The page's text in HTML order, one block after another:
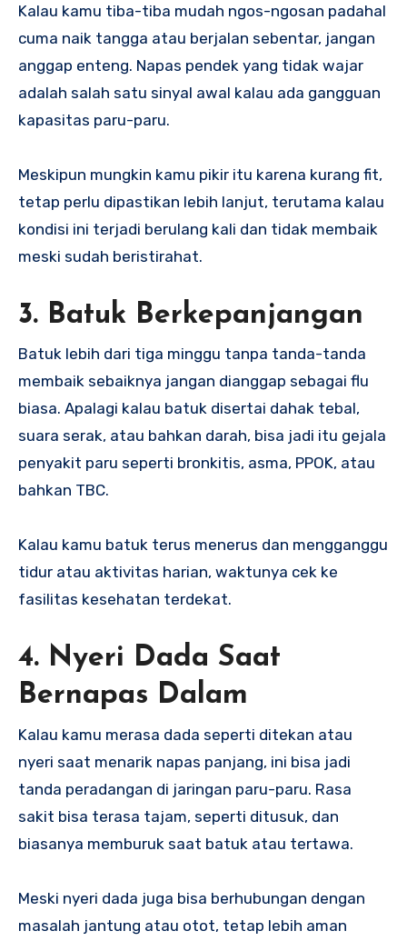
Kalau kamu tiba-tiba mudah ngos-ngosan padahal
cuma naik tangga atau berjalan sebentar, jangan
anggap enteng. Napas pendek yang tidak wajar
adalah salah satu sinyal awal kalau ada gangguan
kapasitas paru-paru.
Meskipun mungkin kamu pikir itu karena kurang fit,
tetap perlu dipastikan lebih lanjut, terutama kalau
kondisi ini terjadi berulang kali dan tidak membaik
meski sudah beristirahat.
3. Batuk Berkepanjangan
Batuk lebih dari tiga minggu tanpa tanda-tanda
membaik sebaiknya jangan dianggap sebagai flu
biasa. Apalagi kalau batuk disertai dahak tebal,
suara serak, atau bahkan darah, bisa jadi itu gejala
penyakit paru seperti bronkitis, asma, PPOK, atau
bahkan TBC.
Kalau kamu batuk terus menerus dan mengganggu
tidur atau aktivitas harian, waktunya cek ke
fasilitas kesehatan terdekat.
4. Nyeri Dada Saat
Bernapas Dalam
Kalau kamu merasa dada seperti ditekan atau
nyeri saat menarik napas panjang, ini bisa jadi
tanda peradangan di jaringan paru-paru. Rasa
sakit bisa terasa tajam, seperti ditusuk, dan
biasanya memburuk saat batuk atau tertawa.
Meski nyeri dada juga bisa berhubungan dengan
masalah jantung atau otot, tetap lebih aman